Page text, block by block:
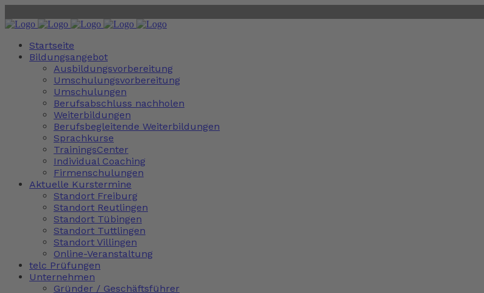
Startseite
Bildungsangebot
Ausbildungsvorbereitung
Umschulungsvorbereitung
Umschulungen
Berufsabschluss nachholen
Weiterbildungen
Berufsbegleitende Weiterbildungen
Sprachkurse
TrainingsCenter
Individual Coaching
Firmenschulungen
Aktuelle Kurstermine
Standort Freiburg
Standort Reutlingen
Standort Tübingen
Standort Tuttlingen
Standort Villingen
Online-Veranstaltung
telc Prüfungen
Unternehmen
Gründer / Geschäftsführer